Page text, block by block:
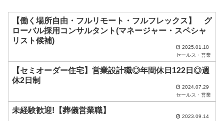
は
の
ま
に
【働く場所自由・フルリモート・フルフレックス】 グ
ローバル採用コンサルタント(マネージャー・スペシャ
リスト候補)
2025.01.18
セールス・営業
【セミオーダー住宅】営業設計職◎年間休日122日◎週
休2日制
2024.07.29
セールス・営業
未経験歓迎!【葬儀営業職】
2023.09.14